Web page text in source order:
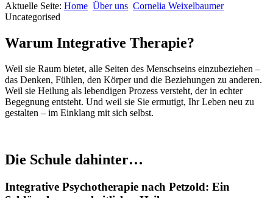
Aktuelle Seite: Home Über uns Cornelia Weixelbaumer
Uncategorised
Warum Integrative Therapie?
Weil sie Raum bietet, alle Seiten des Menschseins einzubeziehen –
das Denken, Fühlen, den Körper und die Beziehungen zu anderen.
Weil sie Heilung als lebendigen Prozess versteht, der in echter
Begegnung entsteht. Und weil sie Sie ermutigt, Ihr Leben neu zu
gestalten – im Einklang mit sich selbst.
Die Schule dahinter…
Integrative Psychotherapie nach Petzold: Ein